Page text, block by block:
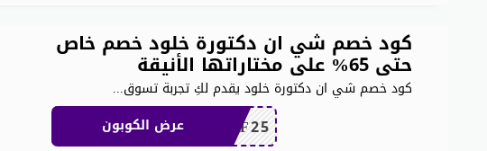
كود خصم شي ان دكتورة خلود خصم خاص
حتى 65% على مختاراتها الأنيقة
كود خصم شي ان دكتورة خلود يقدم لكِ تجربة تسوق...
MEAF25 عرض الكوبون